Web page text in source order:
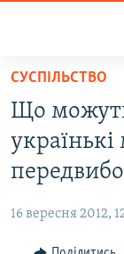
Перейти
основного
матеріалу
Перейти
до
основної
навігації
Перейти
ВСЕ ЗА ДОБУ
СТАТТІ
ЕКОНОМІКА
РОСІЙСЬКА
СУСПІЛЬСТВО
Що
українькі
16 вересня 2012,